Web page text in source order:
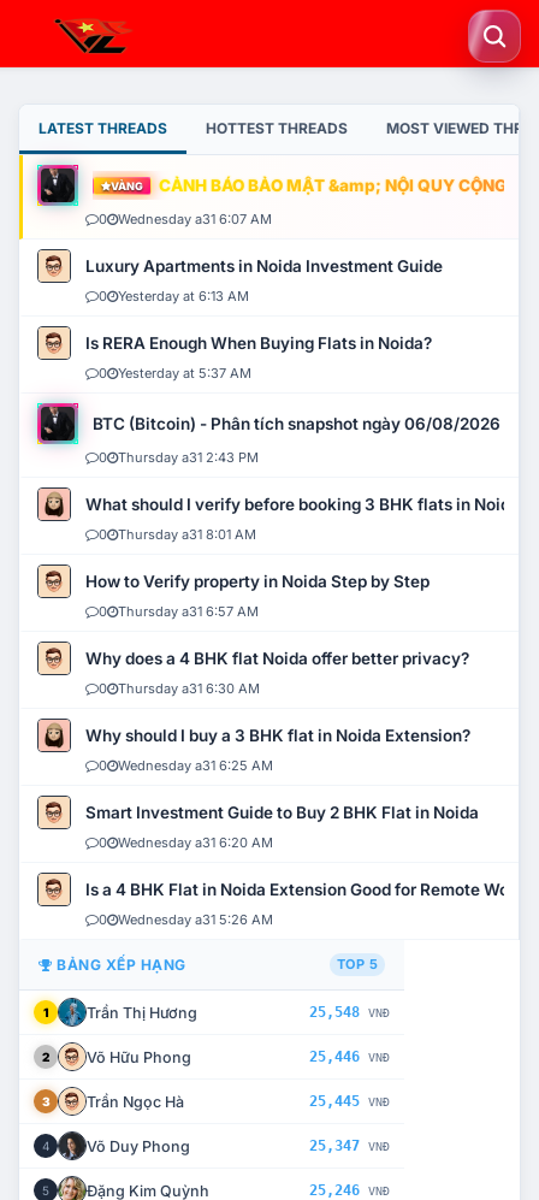
LATEST THREADS HOTTEST THREADS MOST VIEWED
VÀNG CẢNH BÁO BẢO MẬT &amp; NỘI QUY CỘNG
0 Wednesday a31 6:07 AM
Luxury Apartments in Noida Investment Guide
0 Yesterday at 6:13 AM
Is RERA Enough When Buying Flats in Noida?
0 Yesterday at 5:37 AM
BTC (Bitcoin) - Phân tích snapshot ngày 06/08/2026
0 Thursday a31 2:43 PM
What should I verify before booking 3 BHK flats in Noida?
0 Thursday a31 8:01 AM
How to Verify property in Noida Step by Step
0 Thursday a31 6:57 AM
Why does a 4 BHK flat Noida offer better privacy?
0 Thursday a31 6:30 AM
Why should I buy a 3 BHK flat in Noida Extension?
0 Wednesday a31 6:25 AM
Smart Investment Guide to Buy 2 BHK Flat in Noida
0 Wednesday a31 6:20 AM
Is a 4 BHK Flat in Noida Extension Good for Remote Work?
0 Wednesday a31 5:26 AM
BẢNG XẾP HẠNG TOP 5
1 Trần Thị Hương 25,548 VNĐ
2 Võ Hữu Phong 25,446 VNĐ
3 Trần Ngọc Hà 25,445 VNĐ
4 Võ Duy Phong 25,347 VNĐ
5 Đặng Kim Quỳnh 25,246 VNĐ